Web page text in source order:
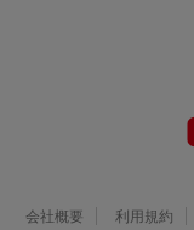
会社概要 利用規約